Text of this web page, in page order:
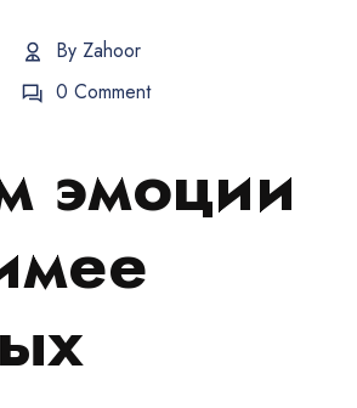
By Zahoor
0 Comment
эмоции